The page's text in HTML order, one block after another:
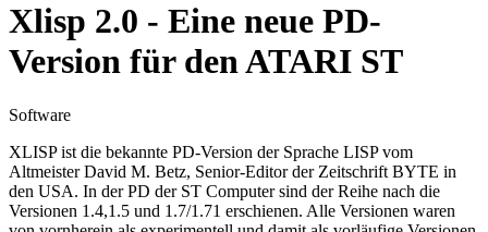
Xlisp 2.0 - Eine neue PD-
Version für den ATARI ST
Software
XLISP ist die bekannte PD-Version der Sprache LISP vom
Altmeister David M. Betz, Senior-Editor der Zeitschrift BYTE in
den USA. In der PD der ST Computer sind der Reihe nach die
Versionen 1.4,1.5 und 1.7/1.71 erschienen. Alle Versionen waren